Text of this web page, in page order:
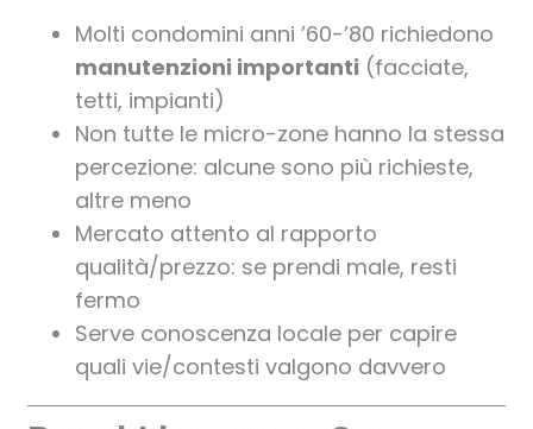
Molti condomini anni ’60-’80 richiedono
manutenzioni importanti (facciate,
tetti, impianti)
Non tutte le micro-zone hanno la stessa
percezione: alcune sono più richieste,
altre meno
Mercato attento al rapporto
qualità/prezzo: se prendi male, resti
fermo
Serve conoscenza locale per capire
quali vie/contesti valgono davvero